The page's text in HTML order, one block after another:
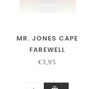
MR. JONES CAPE
FAREWELL
€3,95